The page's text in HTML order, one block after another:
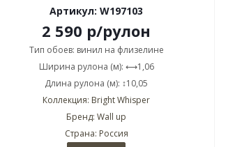
Артикул: W197103
2 590 р/рулон
Тип обоев: винил на флизелине
Ширина рулона (м): ⟷1,06
Длина рулона (м): ↕10,05
Коллекция: Bright Whisper
Бренд: Wall up
Страна: Россия